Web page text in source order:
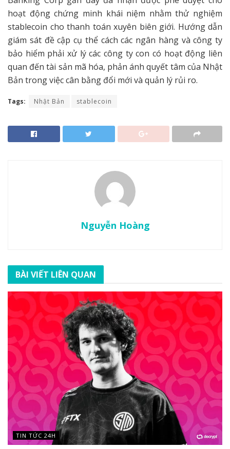
hoạt động chứng minh khái niệm nhằm thử nghiệm
stablecoin cho thanh toán xuyên biên giới. Hướng dẫn
giám sát đề cập cụ thể cách các ngân hàng và công ty
bảo hiểm phải xử lý các công ty con có hoạt động liên
quan đến tài sản mã hóa, phản ánh quyết tâm của Nhật
Bản trong việc cân bằng đổi mới và quản lý rủi ro.
Tags: Nhật Bản stablecoin
Nguyễn Hoàng
BÀI VIẾT LIÊN QUAN
TIN TỨC 24H